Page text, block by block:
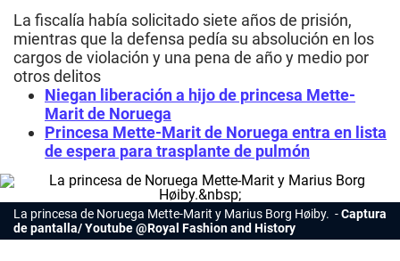
La fiscalía había solicitado siete años de prisión,
mientras que la defensa pedía su absolución en los
cargos de violación y una pena de año y medio por
otros delitos
Niegan liberación a hijo de princesa Mette-
Marit de Noruega
Princesa Mette-Marit de Noruega entra en lista
de espera para trasplante de pulmón
La princesa de Noruega Mette-Marit y Marius Borg Høiby.
Captura
de pantalla/ Youtube @Royal Fashion and History